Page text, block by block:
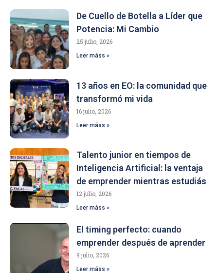
De Cuello de Botella a Líder que
Potencia: Mi Cambio
25 julio, 2026
Leer máss »
13 años en EO: la comunidad que
transformó mi vida
16 julio, 2026
Leer máss »
Talento junior en tiempos de
Inteligencia Artificial: la ventaja
de emprender mientras estudiás
12 julio, 2026
Leer máss »
El timing perfecto: cuando
emprender después de aprender
9 julio, 2026
Leer máss »